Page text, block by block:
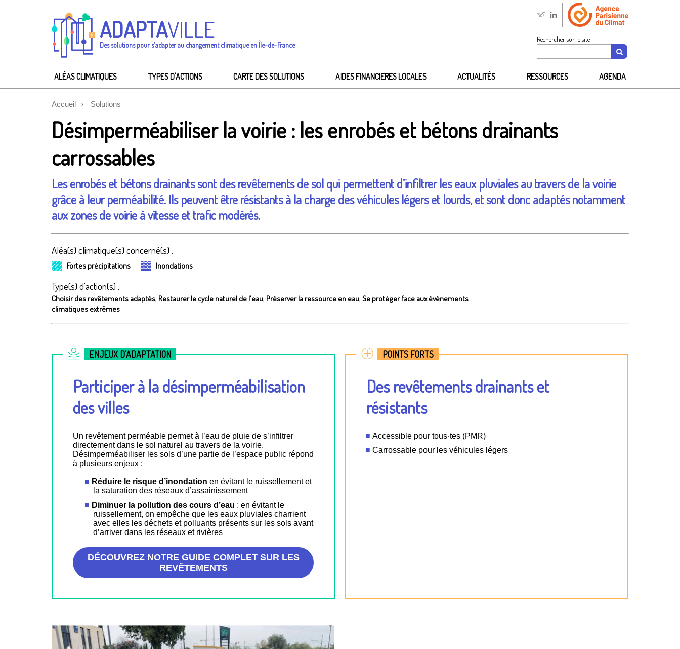
ADAPTAVILLE
Des solutions pour s'adapter au changement climatique en Île-de-France
Rechercher sur le site
ALÉAS CLIMATIQUES TYPES D'ACTIONS CARTE DES SOLUTIONS AIDES FINANCIERES LOCALES ACTUALITÉS RESSOURCES AGENDA
Accueil Solutions
Désimperméabiliser la voirie : les enrobés et bétons drainants
carrossables
Les enrobés et bétons drainants sont des revêtements de sol qui permettent d’infiltrer les eaux pluviales au travers de la voirie
grâce à leur perméabilité. Ils peuvent être résistants à la charge des véhicules légers et lourds, et sont donc adaptés notamment
aux zones de voirie à vitesse et trafic modérés.
Aléa(s) climatique(s) concerné(s) :
Fortes précipitations Inondations
Type(s) d'action(s) :
Choisir des revêtements adaptés, Restaurer le cycle naturel de l'eau, Préserver la ressource en eau, Se protéger face aux événements
climatiques extrêmes
ENJEUX D'ADAPTATION
Participer à la désimperméabilisation
des villes
Un revêtement perméable permet à l’eau de pluie de s’infiltrer
directement dans le sol naturel au travers de la voirie.
Désimperméabiliser les sols d’une partie de l’espace public répond
à plusieurs enjeux :
Réduire le risque d’inondation en évitant le ruissellement et
la saturation des réseaux d’assainissement
Diminuer la pollution des cours d’eau : en évitant le
ruissellement, on empêche que les eaux pluviales charrient
avec elles les déchets et polluants présents sur les sols avant
d’arriver dans les réseaux et rivières
DÉCOUVREZ NOTRE GUIDE COMPLET SUR LES
REVÊTEMENTS
POINTS FORTS
Des revêtements drainants et
résistants
Accessible pour tous·tes (PMR)
Carrossable pour les véhicules légers